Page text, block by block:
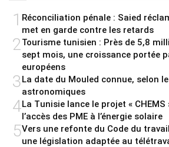
1 Réconciliation pénale : Saied
met en garde contre les retards
2Tourisme tunisien : Près de 5,8
sept mois, une croissance portée
européens
3La date du Mouled connue, selon
astronomiques
4La Tunisie lance le projet «
l’accès des PME à l’énergie solaire
5Vers une refonte du Code du
une législation adaptée au